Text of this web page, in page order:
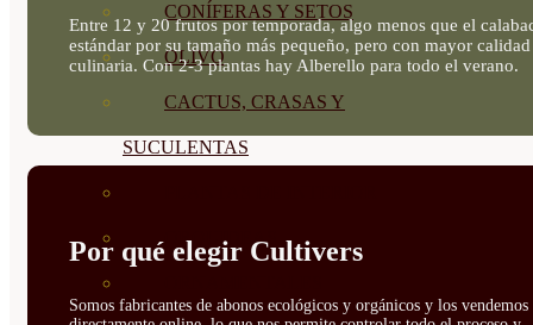
CONÍFERAS Y SETOS
OLIVO
CACTUS, CRASAS Y
SUCULENTAS
ORQUIDEAS
Entre 12 y 20 frutos por temporada, algo menos que el
estándar por su tamaño más pequeño, pero con mayor calidad
culinaria. Con 2-3 plantas hay Alberello para todo el verano.
Por qué elegir Cultivers
Somos fabricantes de abonos ecológicos y orgánicos y los vendemos